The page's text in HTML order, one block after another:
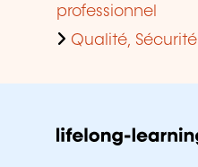
professionnel
Qualité, Sécurité